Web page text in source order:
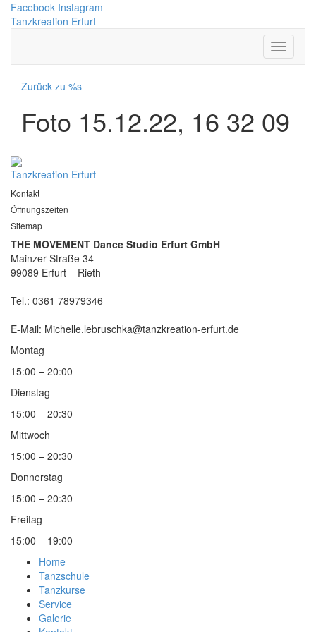
Facebook Instagram
Tanzkreation Erfurt
Zurück zu %s
Foto 15.12.22, 16 32 09
Tanzkreation Erfurt
Kontakt
Öffnungszeiten
Sitemap
THE MOVEMENT Dance Studio Erfurt GmbH
Mainzer Straße 34
99089 Erfurt – Rieth
Tel.: 0361 78979346
E-Mail: Michelle.lebruschka@tanzkreation-erfurt.de
Montag
15:00 – 20:00
Dienstag
15:00 – 20:30
Mittwoch
15:00 – 20:30
Donnerstag
15:00 – 20:30
Freitag
15:00 – 19:00
Home
Tanzschule
Tanzkurse
Service
Galerie